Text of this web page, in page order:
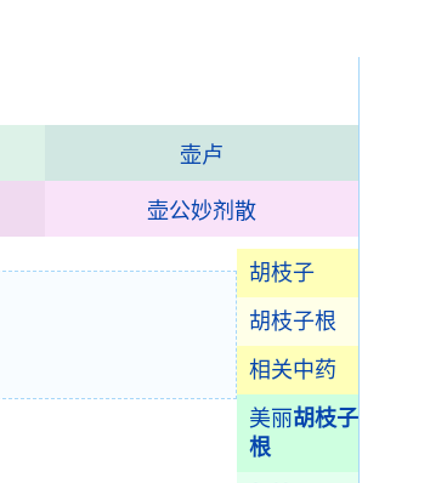
壶卢
壶公妙剂散
胡枝子
胡枝子根
相关中药
美丽胡枝子
根